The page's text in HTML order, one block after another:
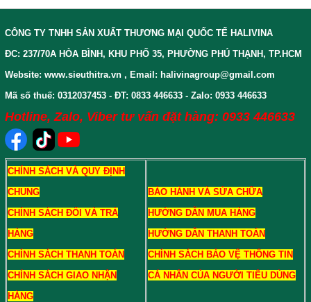
CÔNG TY TNHH SẢN XUẤT THƯƠNG MẠI QUỐC TẾ HALIVINA
ĐC: 237/70A HÒA BÌNH, KHU PHỐ 35, PHƯỜNG PHÚ THẠNH, TP.HCM
Website: www.sieuthitra.vn , Email: halivinagroup@gmail.com
Mã số thuế: 0312037453 - ĐT: 0833 446633 - Zalo: 0933 446633
Hotline, Zalo, Viber tư vấn đặt hàng: 0933 446633
CHÍNH SÁCH VÀ QUY ĐỊNH
CHUNG
CHÍNH SÁCH ĐỔI VÀ TRẢ
HÀNG
CHÍNH SÁCH THANH TOÁN
CHÍNH SÁCH GIAO NHẬN
HÀNG
BẢO HÀNH VÀ SỬA CHỮA
HƯỚNG DẪN MUA HÀNG
HƯỚNG DẪN THANH TOÁN
CHÍNH SÁCH BẢO VỆ THÔNG TIN
CÁ NHÂN CỦA NGƯỜI TIÊU DÙNG